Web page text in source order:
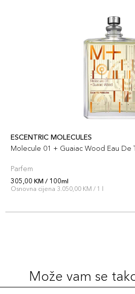
ESCENTRIC MOLECULES
Molecule 01 + Guaiac Wood Eau De
Parfem
305,00 KM / 100ml
Osnovna cijena 3.050,00 KM / 1 l
Može vam se